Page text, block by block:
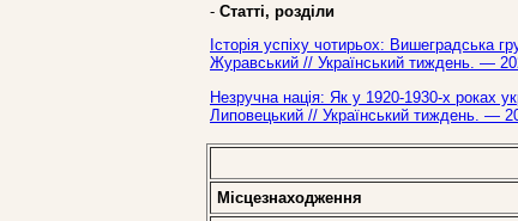
- Статті, розділи
Історія успіху чотирьох: Вишеградська
Журавський // Український тиждень. —
Незручна нація: Як у 1920-1930-х роках
Липовецький // Український тиждень.
Місцезнаходження